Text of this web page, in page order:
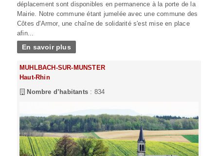
déplacement sont disponibles en permanence à la porte de la
Mairie. Notre commune étant jumelée avec une commune des
Côtes d'Armor, une chaîne de solidarité s'est mise en place
afin...
En savoir plus
MUHLBACH-SUR-MUNSTER
Haut-Rhin
Nombre d’habitants : 834